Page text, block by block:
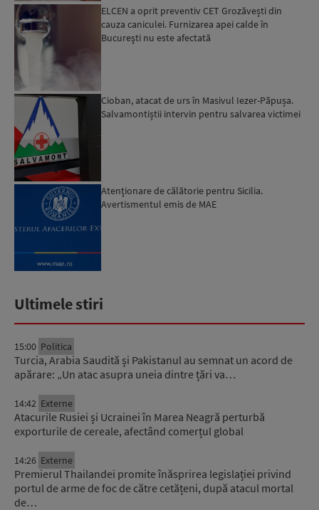
ELCEN a oprit preventiv CET Grozăvești din
cauza caniculei. Furnizarea apei calde în
Bucureşti nu este afectată
Cioban, atacat de urs în Masivul Iezer-Păpușa.
Salvamontiștii intervin pentru salvarea victimei
Atenţionare de călătorie pentru Sicilia.
Avertismentul emis de MAE
Ultimele stiri
15:00 Politica
Turcia, Arabia Saudită și Pakistanul au semnat un acord de
apărare: „Un atac asupra uneia dintre țări va…
14:42 Externe
Atacurile Rusiei și Ucrainei în Marea Neagră perturbă
exporturile de cereale, afectând comerțul global
14:26 Externe
Premierul Thailandei promite înăsprirea legislației privind
portul de arme de foc de către cetățeni, după atacul mortal
de…